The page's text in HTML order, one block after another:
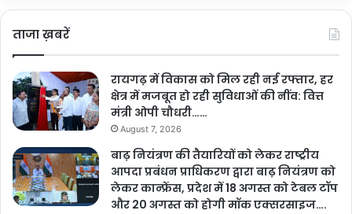
ताजा ख़बरें
रायगढ़ में विकास को मिल रही नई रफ्तार, हर
क्षेत्र में मजबूत हो रही सुविधाओं की नींव: वित्त
मंत्री ओपी चौधरी……
August 7, 2026
बाढ़ नियंत्रण की तैयारियों को लेकर राष्ट्रीय
आपदा प्रबंधन प्राधिकरण द्वारा बाढ़ नियंत्रण को
लेकर कान्फ्रेंस, प्रदेश में 18 अगस्त को टेबल टॉप
और 20 अगस्त को होगी मॉक एक्सरसाइज….